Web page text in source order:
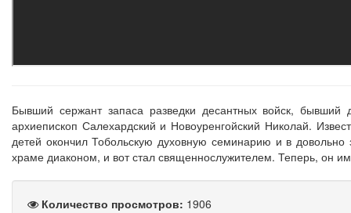
Бывший сержант запаса разведки десантных войск,
архиепископ Салехардский и Новоуренгойский Николай.
детей окончил Тобольскую духовную семинарию и в
храме диаконом, и вот стал священнослужителем. Теперь, он
Количество просмотров: 1906